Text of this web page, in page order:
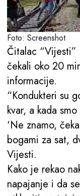
Foto: Screenshot
Čitalac “Vijesti”
čekali oko 20
informacije.
“Kondukteri su
kvar, a kada
‘Ne znamo,
bogami za sat,
Vijesti.
Kako je rekao
napajanje i da